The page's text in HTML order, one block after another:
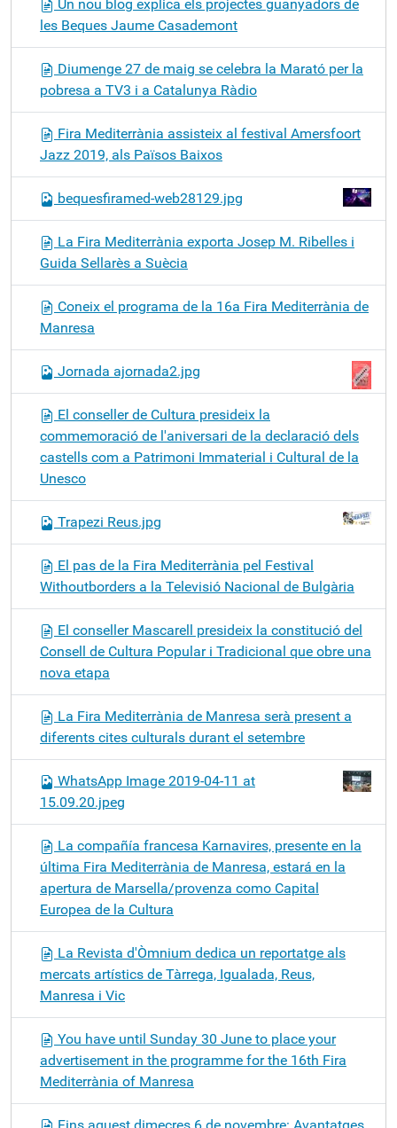
Un nou blog explica els projectes guanyadors de
les Beques Jaume Casademont
Diumenge 27 de maig se celebra la Marató per la
pobresa a TV3 i a Catalunya Ràdio
Fira Mediterrània assisteix al festival Amersfoort
Jazz 2019, als Països Baixos
bequesfiramed-web28129.jpg
La Fira Mediterrània exporta Josep M. Ribelles i
Guida Sellarès a Suècia
Coneix el programa de la 16a Fira Mediterrània de
Manresa
Jornada ajornada2.jpg
El conseller de Cultura presideix la
commemoració de l'aniversari de la declaració dels
castells com a Patrimoni Immaterial i Cultural de la
Unesco
Trapezi Reus.jpg
El pas de la Fira Mediterrània pel Festival
Withoutborders a la Televisió Nacional de Bulgària
El conseller Mascarell presideix la constitució del
Consell de Cultura Popular i Tradicional que obre una
nova etapa
La Fira Mediterrània de Manresa serà present a
diferents cites culturals durant el setembre
WhatsApp Image 2019-04-11 at
15.09.20.jpeg
La compañía francesa Karnavires, presente en la
última Fira Mediterrània de Manresa, estará en la
apertura de Marsella/provenza como Capital
Europea de la Cultura
La Revista d'Òmnium dedica un reportatge als
mercats artístics de Tàrrega, Igualada, Reus,
Manresa i Vic
You have until Sunday 30 June to place your
advertisement in the programme for the 16th Fira
Mediterrània of Manresa